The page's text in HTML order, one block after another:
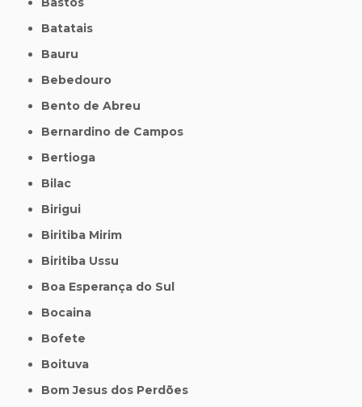
Batatais
Bauru
Bebedouro
Bento de Abreu
Bernardino de Campos
Bertioga
Bilac
Birigui
Biritiba Mirim
Biritiba Ussu
Boa Esperança do Sul
Bocaina
Bofete
Boituva
Bom Jesus dos Perdões